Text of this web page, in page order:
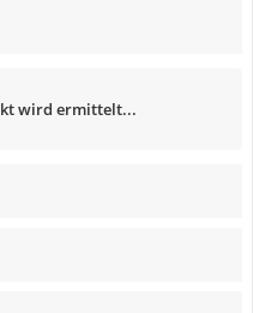
wird ermittelt...